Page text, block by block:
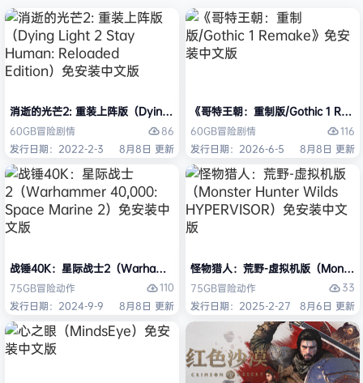
消逝的光芒2: 重装上阵版（Dying Light 2 Stay Human: Reloaded
60GB冒险剧情
86
发行日期：2022-2-3
8月8日 更新
《哥特王朝：重制版/Gothic 1
60GB冒险剧情
116
发行日期：2026-6-5
8月8日 更新
战锤40K：星际战士2（Warhammer 40,000: Space Marine 2）免安装
75GB冒险动作
110
发行日期：2024-9-9
8月8日 更新
怪物猎人：荒野-虚拟机版（
75GB冒险动作
33
发行日期：2025-2-27
8月6日 更新